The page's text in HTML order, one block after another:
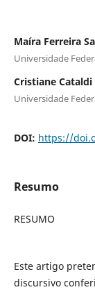
Maíra Ferreira
Universidade
Cristiane Cataldi
Universidade
DOI: https://
Resumo
RESUMO
Este artigo
discursivo